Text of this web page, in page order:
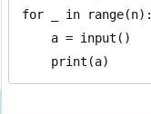
for _ in range(n):
    print(a)